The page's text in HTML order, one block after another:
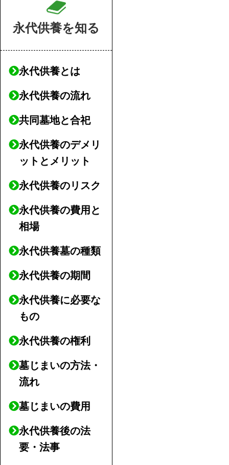
永代供養を知る
永代供養とは
永代供養の流れ
共同墓地と合祀
永代供養のデメリ
ットとメリット
永代供養のリスク
永代供養の費用と
相場
永代供養墓の種類
永代供養の期間
永代供養に必要な
もの
永代供養の権利
墓じまいの方法・
流れ
墓じまいの費用
永代供養後の法
要・法事